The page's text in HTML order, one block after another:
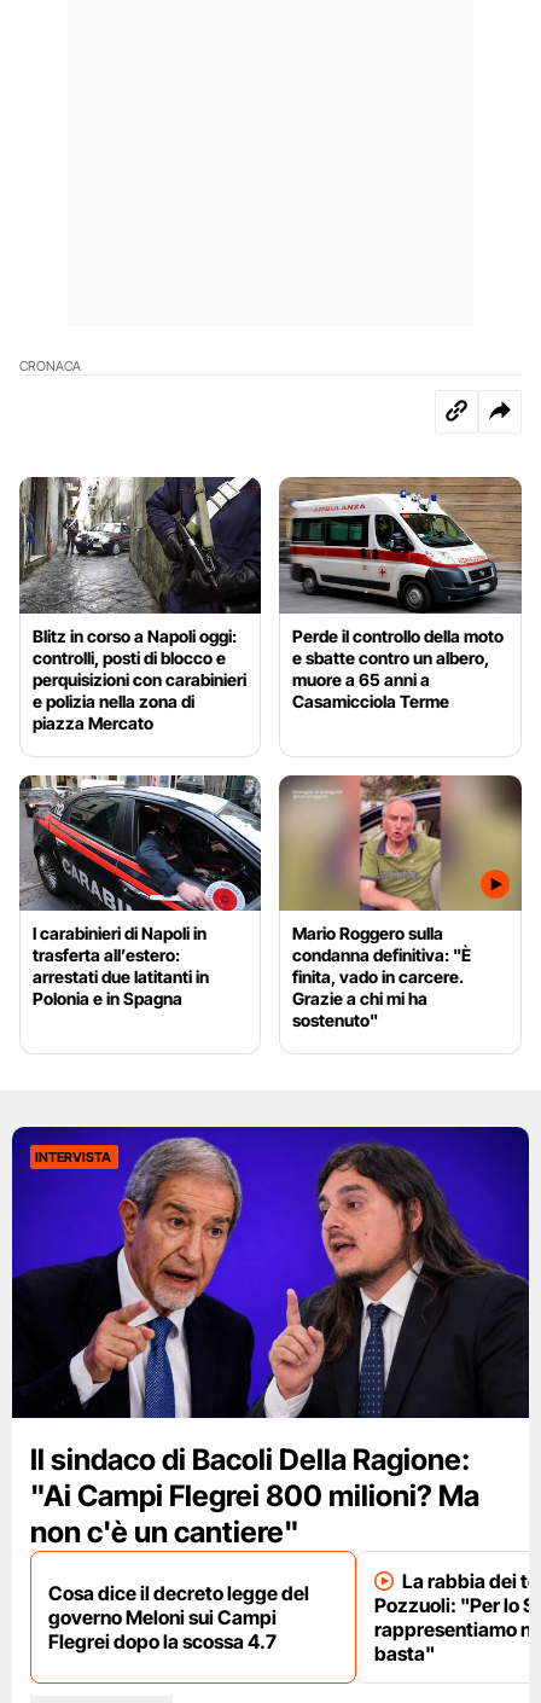
CRONACA
Blitz in corso a Napoli oggi:
controlli, posti di blocco e
perquisizioni con carabinieri
e polizia nella zona di
piazza Mercato
Perde il controllo della moto
e sbatte contro un albero,
muore a 65 anni a
Casamicciola Terme
I carabinieri di Napoli in
trasferta all’estero:
arrestati due latitanti in
Polonia e in Spagna
Mario Roggero sulla
condanna definitiva: "È
finita, vado in carcere.
Grazie a chi mi ha
sostenuto"
INTERVISTA
Il sindaco di Bacoli Della Ragione:
"Ai Campi Flegrei 800 milioni? Ma
non c'è un cantiere"
Cosa dice il decreto legge del
governo Meloni sui Campi
Flegrei dopo la scossa 4.7
La rabbia dei
Pozzuoli: "Per lo
rappresentiamo
basta"